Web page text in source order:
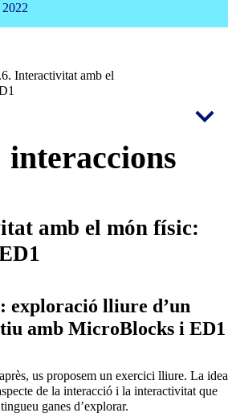
Interactivitat amb el
interaccions
amb el món físic:
exploració lliure d’un
amb MicroBlocks i ED1
us proposem un exercici lliure. La idea
de la interacció i la interactivitat que
ganes d’explorar.